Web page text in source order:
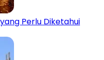
Perlu Diketahui